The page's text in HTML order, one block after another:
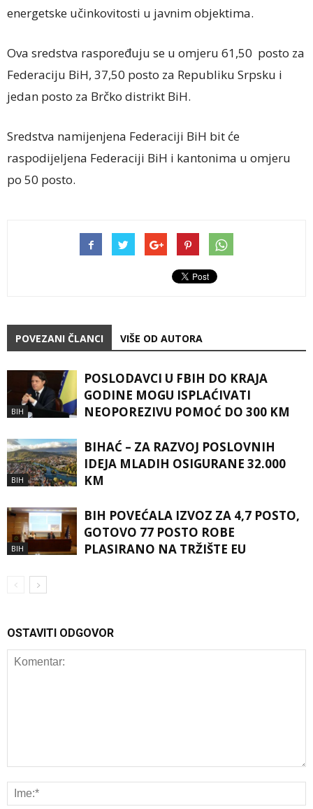
energetske učinkovitosti u javnim objektima.
Ova sredstva raspoređuju se u omjeru 61,50 posto za
Federaciju BiH, 37,50 posto za Republiku Srpsku i
jedan posto za Brčko distrikt BiH.
Sredstva namijenjena Federaciji BiH bit će
raspodijeljena Federaciji BiH i kantonima u omjeru
po 50 posto.
POVEZANI ČLANCI VIŠE OD AUTORA
BIH
POSLODAVCI U FBIH DO KRAJA
GODINE MOGU ISPLAĆIVATI
NEOPOREZIVU POMOĆ DO 300 KM
BIH
BIHAĆ – ZA RAZVOJ POSLOVNIH
IDEJA MLADIH OSIGURANE 32.000
KM
BIH
BIH POVEĆALA IZVOZ ZA 4,7 POSTO,
GOTOVO 77 POSTO ROBE
PLASIRANO NA TRŽIŠTE EU
OSTAVITI ODGOVOR